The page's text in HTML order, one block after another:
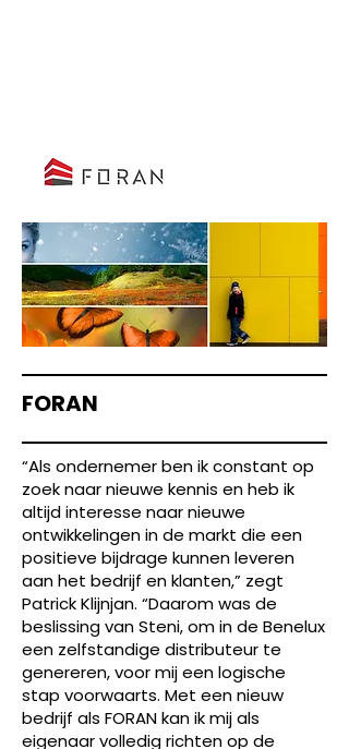
FORAN
“Als ondernemer ben ik constant op
zoek naar nieuwe kennis en heb ik
altijd interesse naar nieuwe
ontwikkelingen in de markt die een
positieve bijdrage kunnen leveren
aan het bedrijf en klanten,” zegt
Patrick Klijnjan. “Daarom was de
beslissing van Steni, om in de Benelux
een zelfstandige distributeur te
genereren, voor mij een logische
stap voorwaarts. Met een nieuw
bedrijf als FORAN kan ik mij als
eigenaar volledig richten op de